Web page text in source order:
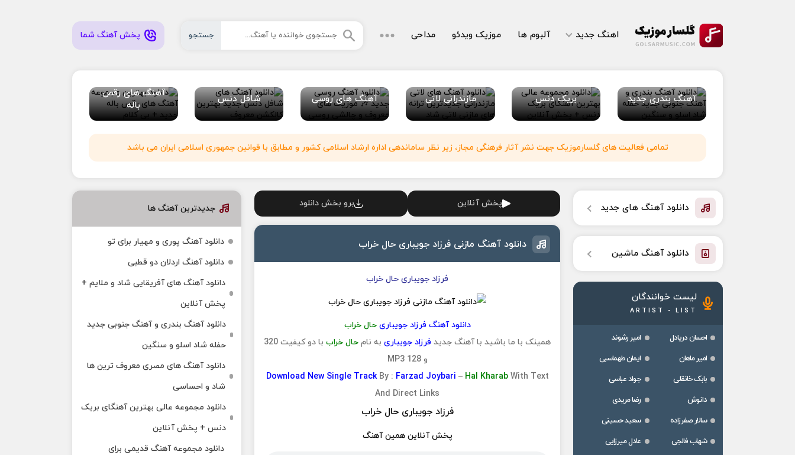
اهنگ جدید آلبوم ها موزیک ویدئو مداحی جستجو پخش آهنگ شما
آهنگ بندری جدید بریک دنس مازندرانی لاتی آهنگ های روسی شافل دنس
آهنگ های رقص
باله
تمامی فعالیت های گلسارموزیک جهت نشر آثار فرهنگی مجاز، زیر نظر ساماندهی اداره ارشاد اسلامی کشور و مطابق با قوانین جمهوری اسلامی ایران می باشد
پخش آنلاین برو بخش دانلود
دانلود آهنگ مازنی فرزاد جویباری حال خراب
فرزاد جویباری حال خراب
دانلود آهنگ فرزاد جویباری حال خراب
همینک با ما باشید با آهنگ جدید فرزاد جویباری به نام حال خراب
با دو کیفیت 320
و 128 MP3
Download New Single Track By : Farzad Joybari – Hal Kharab With Text
And Direct Links
فرزاد جویباری حال خراب
پخش آنلاین همین آهنگ
دانلود آهنگ های جدید
دانلود آهنگ ماشین
لیست خوانندگان
ARTIST - LIST
احسان دریادل
امیر رشوند
امیر ماهان
ایمان طهماسبی
بابک خانقلی
جواد عباسی
دانوش
رضا مریدی
سالار صفرزاده
سعید حسینی
شهاب فالجی
عادل میرزایی
جدیدترین آهنگ ها
دانلود آهنگ پوری و مهیار برای تو
دانلود آهنگ اردلان دو قطبی
دانلود آهنگ های آفریقایی شاد و ملایم +
پخش آنلاین
دانلود آهنگ بندری و آهنگ جنوبی جدید
حفله شاد اسلو و سنگین
دانلود آهنگ های مصری معروف ترین ها
شاد و احساسی
دانلود مجموعه عالی بهترین آهنگای بریک
دنس + پخش آنلاین
دانلود مجموعه آهنگ قدیمی برای